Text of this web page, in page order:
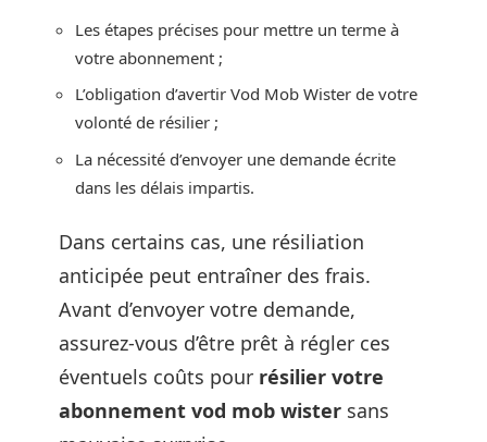
Les étapes précises pour mettre un terme à
votre abonnement ;
L’obligation d’avertir Vod Mob Wister de votre
volonté de résilier ;
La nécessité d’envoyer une demande écrite
dans les délais impartis.
Dans certains cas, une résiliation
anticipée peut entraîner des frais.
Avant d’envoyer votre demande,
assurez-vous d’être prêt à régler ces
éventuels coûts pour résilier votre
abonnement vod mob wister sans